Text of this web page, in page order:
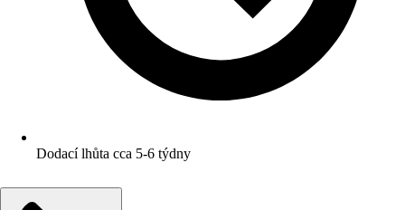
Dodací lhůta cca 5-6 týdny